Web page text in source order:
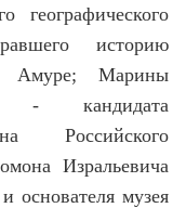
географического
историю
Амуре; Марины
- кандидата
Российского
Изральевича
основателя музея